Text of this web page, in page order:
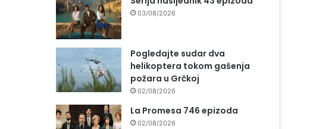
03/08/2026
Pogledajte sudar dva
helikoptera tokom gašenja
požara u Grčkoj
02/08/2026
La Promesa 746 epizoda
02/08/2026